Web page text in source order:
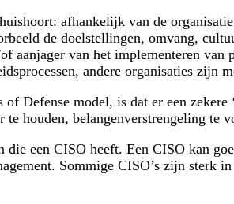
afhankelijk van de
de doelstellingen, omvang,
van het implementeren van
andere organisaties
of Defense model, is dat er een zekere
houden, belangenverstrengeling
een CISO heeft. Een CISO kan
Sommige CISO’s zijn sterk